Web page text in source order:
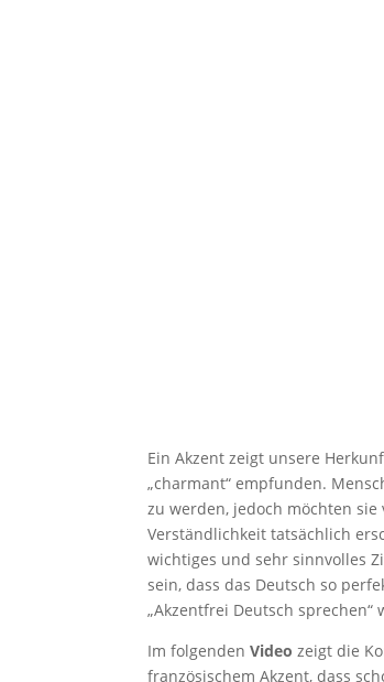
Ein Akzent zeigt unsere
„charmant“ empfunden.
zu werden, jedoch möchten
Verständlichkeit tatsächlich
wichtiges und sehr sinnvolles
sein, dass das Deutsch so
„Akzentfrei Deutsch
Im folgendenVideo zeigt die
französischem Akzent, dass